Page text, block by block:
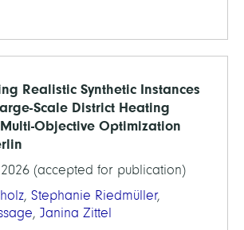
Realistic Synthetic Instances
Scale District Heating
Objective Optimization
2026 (accepted for publication)
, Stephanie Riedmüller,
, Janina Zittel